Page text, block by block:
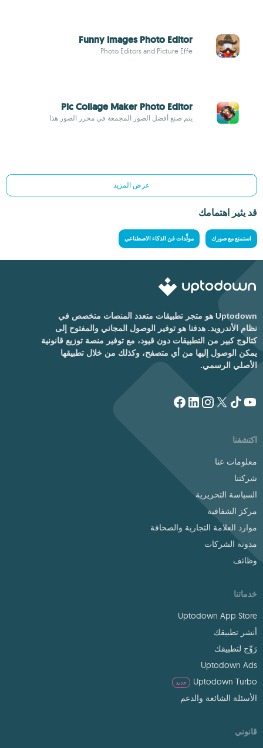
Funny Images Photo Editor
Photo Editors and Picture Effe
Pic Collage Maker Photo Editor
يتم صنع أفضل الصور المجمعة في محرر الصور هذا
عرض المزيد
قد يثير اهتمامك
استمتع مع صورك مولِّدات فن الذكاء الاصطناعي
Uptodown هو متجر تطبيقات متعدد المنصات متخصص في
نظام الأندرويد. هدفنا هو توفير الوصول المجاني والمفتوح إلى
كتالوج كبير من التطبيقات دون قيود، مع توفير منصة توزيع قانونية
يمكن الوصول إليها من أي متصفح، وكذلك من خلال تطبيقها
الأصلي الرسمي.
اكتشفنا
معلومات عنا
شركتنا
السياسة التحريرية
مركز الشفافية
موارد العلامة التجارية والصحافة
مدونة الشركات
وظائف
خدماتنا
Uptodown App Store
أنشر تطبيقك
رَوِّج لتطبيقك
Uptodown Ads
Uptodown Turbo
جديد
الأسئلة الشائعة والدعم
قانوني